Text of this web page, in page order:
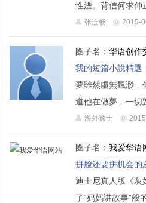
性湮。背信何求伸
张连畅 2015-
圈子名： 华语创作
我的短篇小說精選
夢雖然虛無飄渺﹐
道他在做夢﹐一切
海外逸士
圈子名： 我爱华语
拼脸还要拼机会的
迪士尼真人版《灰
了“妈妈讲故事”般